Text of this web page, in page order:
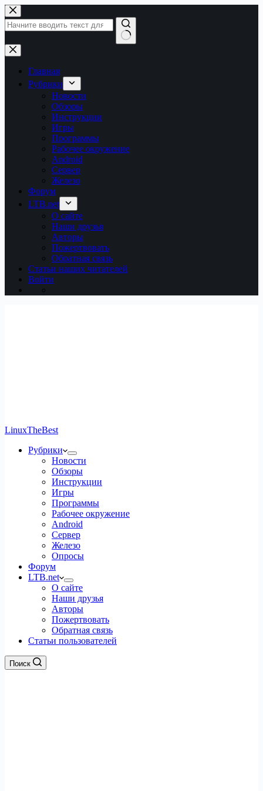
Перейти
к
сути
Ничего
не
найденоГлавная
Рубрики
Новости
Обзоры
Инструкции
Игры
Программы
Рабочее окружение
Android
Сервер
Железо
Форум
LTB.net
О сайте
Наши друзья
Авторы
Пожертвовать
Обратная связь
Статьи наших читателей
Войти
LinuxTheBest
Рубрики
Новости
Обзоры
Инструкции
Игры
Программы
Рабочее окружение
Android
Сервер
Железо
Опросы
Форум
LTB.net
О сайте
Наши друзья
Авторы
Пожертвовать
Обратная связь
Статьи пользователей
Поиск